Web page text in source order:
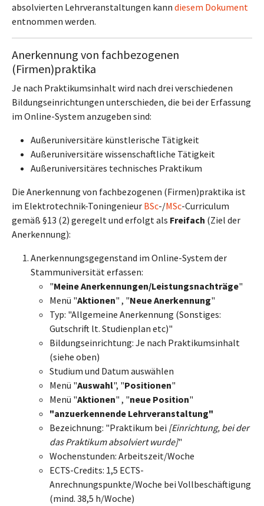
absolvierten Lehrveranstaltungen kann diesem Dokument
entnommen werden.
Anerkennung von fachbezogenen
(Firmen)praktika
Je nach Praktikumsinhalt wird nach drei verschiedenen
Bildungseinrichtungen unterschieden, die bei der Erfassung
im Online-System anzugeben sind:
Außeruniversitäre künstlerische Tätigkeit
Außeruniversitäre wissenschaftliche Tätigkeit
Außeruniversitäres technisches Praktikum
Die Anerkennung von fachbezogenen (Firmen)praktika ist
im Elektrotechnik-Toningenieur BSc-/MSc-Curriculum
gemäß §13 (2) geregelt und erfolgt als Freifach (Ziel der
Anerkennung):
Anerkennungsgegenstand im Online-System der
Stammuniversität erfassen:
"Meine Anerkennungen/Leistungsnachträge"
Menü "Aktionen" , "Neue Anerkennung"
Typ: "Allgemeine Anerkennung (Sonstiges:
Gutschrift lt. Studienplan etc)"
Bildungseinrichtung: Je nach Praktikumsinhalt
(siehe oben)
Studium und Datum auswählen
Menü "Auswahl", "Positionen"
Menü "Aktionen" , "neue Position"
"anzuerkennende Lehrveranstaltung"
Bezeichnung: "Praktikum bei [Einrichtung, bei der
das Praktikum absolviert wurde]"
Wochenstunden: Arbeitszeit/Woche
ECTS-Credits: 1,5 ECTS-
Anrechnungspunkte/Woche bei Vollbeschäftigung
(mind. 38,5 h/Woche)